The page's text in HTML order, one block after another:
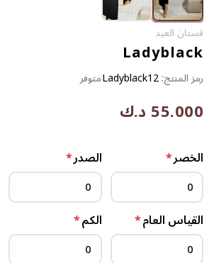
فستان العيد
Ladyblack
رمز المنتج:Ladyblack12متوفر
55.000 د.ك
الخصر* الصدر*
القياس العام* الكم*